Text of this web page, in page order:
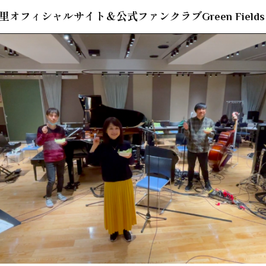
オフィシャルサイト＆公式ファンクラブGreen